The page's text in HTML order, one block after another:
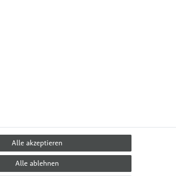
Über Uns
Alle akzeptieren
Alle ablehnen